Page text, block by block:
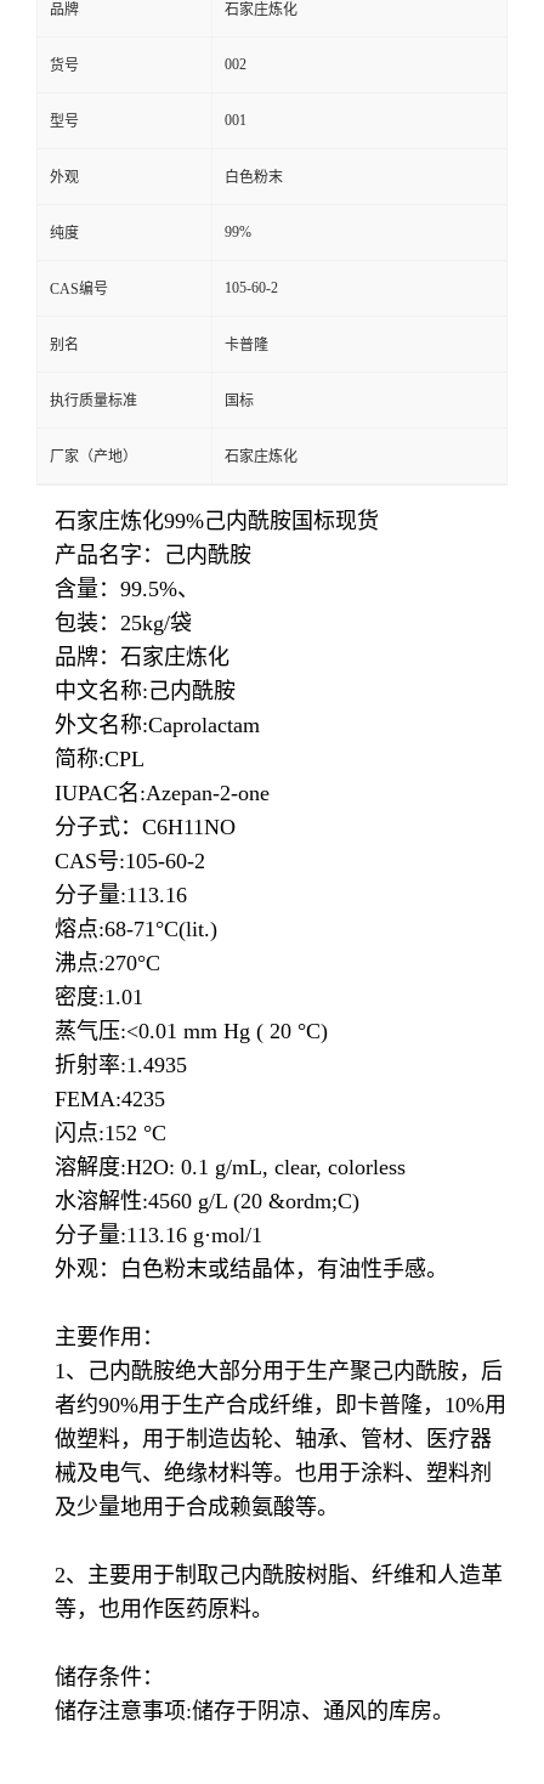
品牌 石家庄炼化
货号 002
型号 001
外观 白色粉末
纯度 99%
CAS编号 105-60-2
别名 卡普隆
执行质量标准 国标
厂家（产地） 石家庄炼化
石家庄炼化99%己内酰胺国标现货
产品名字：己内酰胺
含量：99.5%、
包装：25kg/袋
品牌：石家庄炼化
中文名称:己内酰胺
外文名称:Caprolactam
简称:CPL
IUPAC名:Azepan-2-one
分子式：C6H11NO
CAS号:105-60-2
分子量:113.16
熔点:68-71°C(lit.)
沸点:270°C
密度:1.01
蒸气压:<0.01 mm Hg ( 20 °C)
折射率:1.4935
FEMA:4235
闪点:152 °C
溶解度:H2O: 0.1 g/mL, clear, colorless
水溶解性:4560 g/L (20 &ordm;C)
分子量:113.16 g·mol/1
外观：白色粉末或结晶体，有油性手感。
主要作用：
1、己内酰胺绝大部分用于生产聚己内酰胺，后
者约90%用于生产合成纤维，即卡普隆，10%用
做塑料，用于制造齿轮、轴承、管材、医疗器
械及电气、绝缘材料等。也用于涂料、塑料剂
及少量地用于合成赖氨酸等。
2、主要用于制取己内酰胺树脂、纤维和人造革
等，也用作医药原料。
储存条件：
储存注意事项:储存于阴凉、通风的库房。